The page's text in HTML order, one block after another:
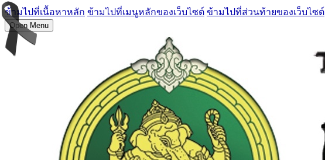
ข้ามไปที่เนื้อหาหลัก ข้ามไปที่เมนูหลักของเว็บไซต์ ข้ามไปที่ส่วนท้ายของเว็บไซต์
Open Menu